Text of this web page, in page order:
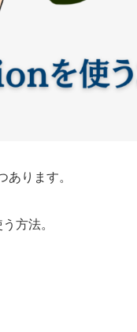
ります。
方法。